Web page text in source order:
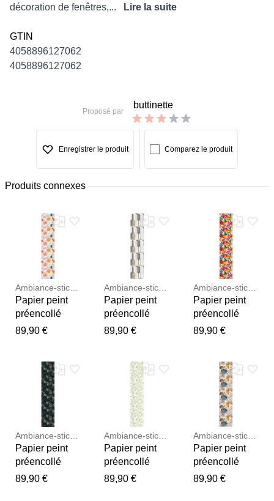
décoration de fenêtres,...
Lire la suite
GTIN
4058896127062
4058896127062
Proposé par
buttinette
Enregistrer le produit Comparez le produit
Produits connexes
Ambiance-sticker
Papier peint
préencollé
abstrait fleurs
89,90 €
Ambiance-sticker
Papier peint
préencollé
effet marbre
89,90 €
Ambiance-sticker
Papier peint
préencollé
peinture de
H300 x L60 cm
89,90 €
Ambiance-sticker
Papier peint
préencollé
feuille de
89,90 €
Ambiance-sticker
Papier peint
préencollé
scandinave
89,90 €
Ambiance-sticker
Papier peint
préencollé
scandinave
89,90 €
Merci pour votre avis
examiner vos commentaires
avant de les publier.